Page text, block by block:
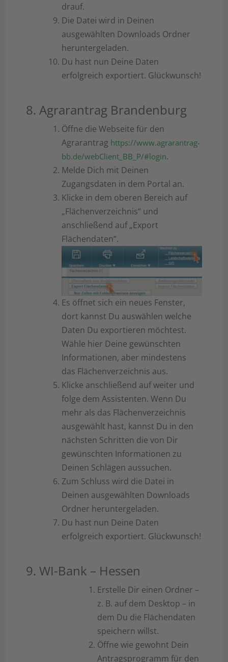
drauf.
Die Datei wird in Deinen
ausgewählten Downloads Ordner
heruntergeladen.
Du hast nun Deine Daten
erfolgreich exportiert. Glückwunsch!
8. Agrarantrag Brandenburg
Öffne die Webseite für den
Agrarantrag https://www.agrarantrag-
bb.de/webClient_BB_P/#login.
Melde Dich mit Deinen
Zugangsdaten in dem Portal an.
Klicke in dem oberen Bereich auf
„Flächenverzeichnis“ und
anschließend auf „Export
Flächendaten“.
Es öffnet sich ein neues Fenster,
dort kannst Du auswählen welche
Daten Du exportieren möchtest.
Wähle hier Deine gewünschten
Informationen, aber mindestens
das Flächenverzeichnis aus.
Klicke anschließend auf weiter und
folge dem Assistenten. Wenn Du
mehr als das Flächenverzeichnis
ausgewählt hast, kannst Du in den
nächsten Schritten die von Dir
gewünschten Informationen zu
Deinen Schlägen aussuchen.
Zum Schluss wird die Datei in
Deinen ausgewählten Downloads
Ordner heruntergeladen.
Du hast nun Deine Daten
erfolgreich exportiert. Glückwunsch!
9. WI-Bank – Hessen
Erstelle Dir einen Ordner –
z. B. auf dem Desktop – in
dem Du die Flächendaten
speichern willst.
Öffne wie gewohnt Dein
Antragsprogramm für den